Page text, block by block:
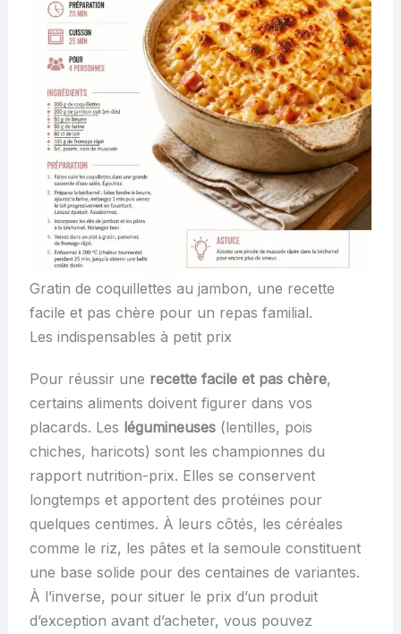
Gratin de coquillettes au jambon, une recette
facile et pas chère pour un repas familial.
Les indispensables à petit prix
Pour réussir une recette facile et pas chère,
certains aliments doivent figurer dans vos
placards. Les légumineuses(lentilles, pois
chiches, haricots) sont les championnes du
rapport nutrition-prix. Elles se conservent
longtemps et apportent des protéines pour
quelques centimes. À leurs côtés, les céréales
comme le riz, les pâtes et la semoule constituent
une base solide pour des centaines de variantes.
À l’inverse, pour situer le prix d’un produit
d’exception avant d’acheter, vous pouvez